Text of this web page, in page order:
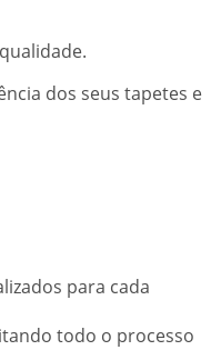
dos seus tapetes e
para cada
todo o processo